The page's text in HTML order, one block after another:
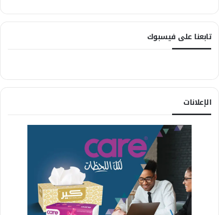
تابعنا على فيسبوك
الإعلانات